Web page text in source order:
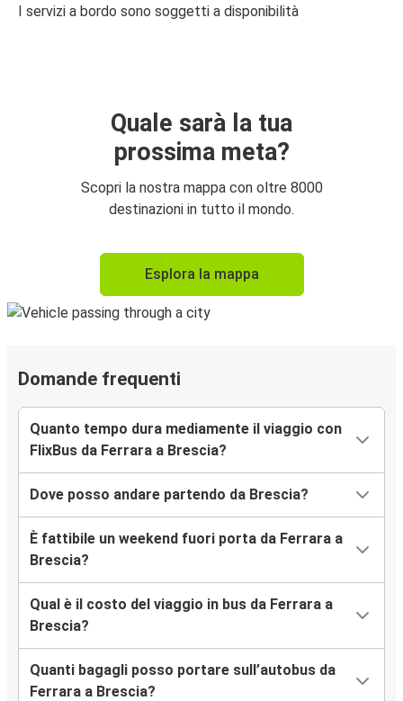
I servizi a bordo sono soggetti a disponibilità
Quale sarà la tua
prossima meta?
Scopri la nostra mappa con oltre 8000
destinazioni in tutto il mondo.
Esplora la mappa
Domande frequenti
Quanto tempo dura mediamente il viaggio con
FlixBus da Ferrara a Brescia?
Dove posso andare partendo da Brescia?
È fattibile un weekend fuori porta da Ferrara a
Brescia?
Qual è il costo del viaggio in bus da Ferrara a
Brescia?
Quanti bagagli posso portare sull’autobus da
Ferrara a Brescia?